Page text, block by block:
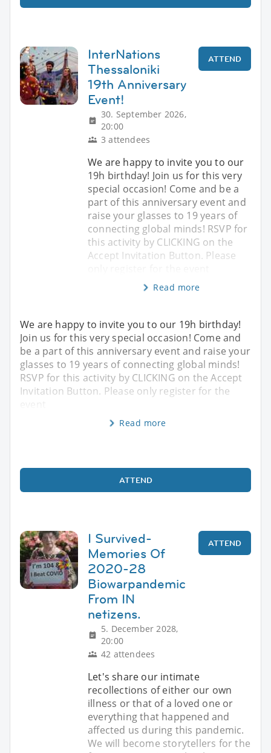
InterNations
Thessaloniki
19th Anniversary
Event!
30. September 2026,
20:00
3 attendees
ATTEND
We are happy to invite you to our
19h birthday! Join us for this very
special occasion! Come and be a
part of this anniversary event and
raise your glasses to 19 years of
connecting global minds! RSVP for
this activity by CLICKING on the
Accept Invitation Button. Please
Read more
We are happy to invite you to our 19h birthday!
Join us for this very special occasion! Come and
be a part of this anniversary event and raise your
glasses to 19 years of connecting global minds!
RSVP for this activity by CLICKING on the Accept
Invitation Button. Please only register for the
Read more
ATTEND
I Survived-
Memories Of
2020-28
Biowarpandemic
From IN
netizens.
5. December 2028,
20:00
42 attendees
ATTEND
Let's share our intimate
recollections of either our own
illness or that of a loved one or
everything that happened and
affected us during this pandemic.
We will become storytellers for the